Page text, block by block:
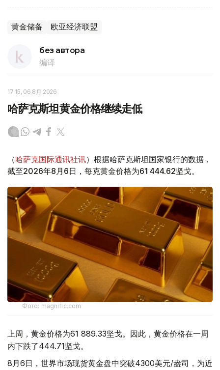
黄金储备 欧亚经济联盟
без автора
编译
17:15, 06 8月 2026
哈萨克斯坦黄金价格继续走低
（哈萨克国际通讯社讯）根据哈萨克斯坦国家银行的数据，
截至2026年8月6日，每克黄金价格为61 444.62坚戈。
Фото: magnific.com
上周，黄金价格为61 889.33坚戈。因此，黄金价格在一周
内下跌了444.71坚戈。
8月6日，世界市场现货黄金盘中突破4300美元/盎司，为近